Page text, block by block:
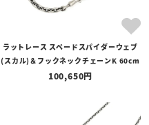
ラットレース スペードスパイダーウェブ
(スカル)＆フックネックチェーンK 60cm
100,650